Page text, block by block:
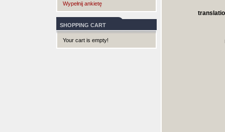
Wypełnij ankietę
SHOPPING CART
Your cart is empty!